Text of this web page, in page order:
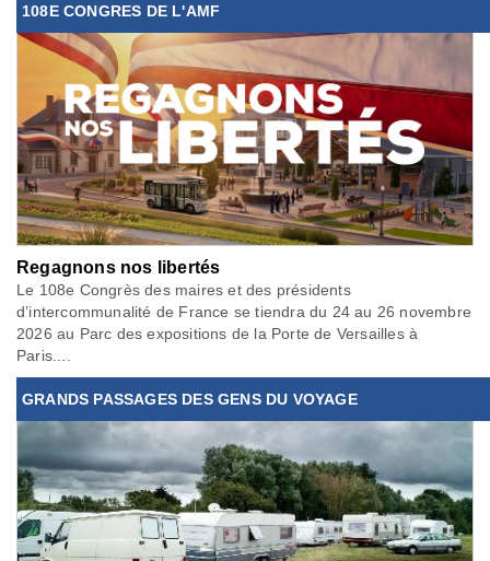
108E CONGRES DE L'AMF
Regagnons nos libertés
Le 108e Congrès des maires et des présidents
d’intercommunalité de France se tiendra du 24 au 26 novembre
2026 au Parc des expositions de la Porte de Versailles à
Paris....
GRANDS PASSAGES DES GENS DU VOYAGE